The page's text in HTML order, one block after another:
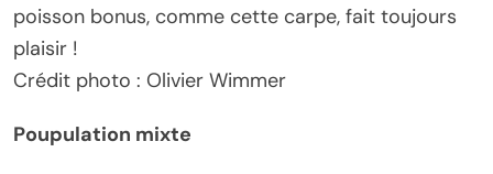
poisson bonus, comme cette carpe, fait toujours
plaisir !
Crédit photo : Olivier Wimmer
Poupulation mixte